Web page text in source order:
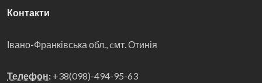
Контакти
Івано-Франківська обл., cмт. Отинія
Телефон: +38(098)-494-95-63